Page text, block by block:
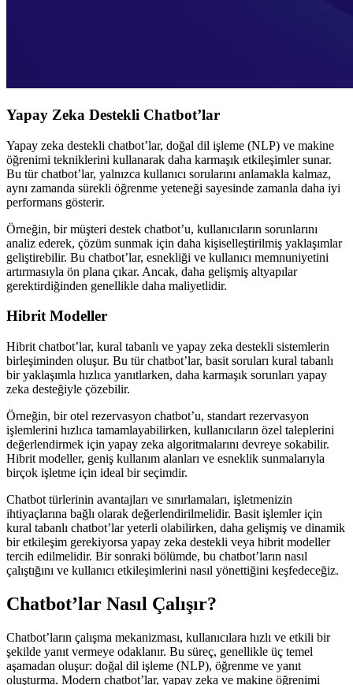
Yapay Zeka Destekli Chatbot’lar
Yapay zeka destekli chatbot’lar, doğal dil işleme (NLP) ve makine
öğrenimi tekniklerini kullanarak daha karmaşık etkileşimler sunar.
Bu tür chatbot’lar, yalnızca kullanıcı sorularını anlamakla kalmaz,
aynı zamanda sürekli öğrenme yeteneği sayesinde zamanla daha iyi
performans gösterir.
Örneğin, bir müşteri destek chatbot’u, kullanıcıların sorunlarını
analiz ederek, çözüm sunmak için daha kişiselleştirilmiş yaklaşımlar
geliştirebilir. Bu chatbot’lar, esnekliği ve kullanıcı memnuniyetini
artırmasıyla ön plana çıkar. Ancak, daha gelişmiş altyapılar
gerektirdiğinden genellikle daha maliyetlidir.
Hibrit Modeller
Hibrit chatbot’lar, kural tabanlı ve yapay zeka destekli sistemlerin
birleşiminden oluşur. Bu tür chatbot’lar, basit soruları kural tabanlı
bir yaklaşımla hızlıca yanıtlarken, daha karmaşık sorunları yapay
zeka desteğiyle çözebilir.
Örneğin, bir otel rezervasyon chatbot’u, standart rezervasyon
işlemlerini hızlıca tamamlayabilirken, kullanıcıların özel taleplerini
değerlendirmek için yapay zeka algoritmalarını devreye sokabilir.
Hibrit modeller, geniş kullanım alanları ve esneklik sunmalarıyla
birçok işletme için ideal bir seçimdir.
Chatbot türlerinin avantajları ve sınırlamaları, işletmenizin
ihtiyaçlarına bağlı olarak değerlendirilmelidir. Basit işlemler için
kural tabanlı chatbot’lar yeterli olabilirken, daha gelişmiş ve dinamik
bir etkileşim gerekiyorsa yapay zeka destekli veya hibrit modeller
tercih edilmelidir. Bir sonraki bölümde, bu chatbot’ların nasıl
çalıştığını ve kullanıcı etkileşimlerini nasıl yönettiğini keşfedeceğiz.
Chatbot’lar Nasıl Çalışır?
Chatbot’ların çalışma mekanizması, kullanıcılara hızlı ve etkili bir
şekilde yanıt vermeye odaklanır. Bu süreç, genellikle üç temel
aşamadan oluşur: doğal dil işleme (NLP), öğrenme ve yanıt
oluşturma. Modern chatbot’lar, yapay zeka ve makine öğrenimi